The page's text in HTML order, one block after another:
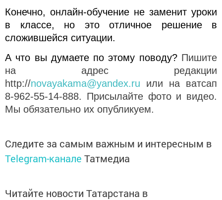
Конечно, онлайн-обучение не заменит уроки
в классе, но это отличное решение в
сложившейся ситуации.
А что вы думаете по этому поводу? Пишите
на адрес редакции
http://novayakama@yandex.ru или на ватсап
8-962-55-14-888. Присылайте фото и видео.
Мы обязательно их опубликуем.
Следите за самым важным и интересным в
Telegram-канале Татмедиа
Читайте новости Татарстана в